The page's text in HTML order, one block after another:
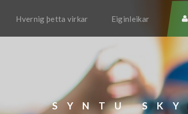
Hvernig þetta virkar Eiginleikar
SYNTU